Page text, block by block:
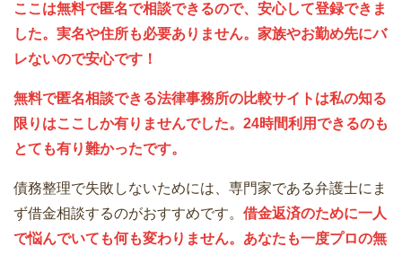
ここは無料で匿名で相談できるので、安心して登録できま
した。実名や住所も必要ありません。家族やお勤め先にバ
レないので安心です！
無料で匿名相談できる法律事務所の比較サイトは私の知る
限りはここしか有りませんでした。24時間利用できるのも
とても有り難かったです。
債務整理で失敗しないためには、専門家である弁護士にま
ず借金相談するのがおすすめです。 借金返済のために一人
で悩んでいても何も変わりません。あなたも一度プロの無